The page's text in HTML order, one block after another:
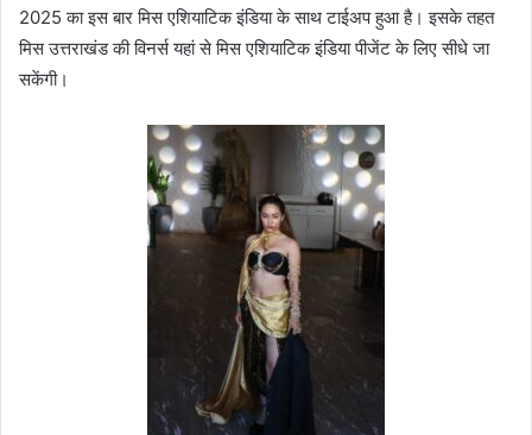
2025 का इस बार मिस एशियाटिक इंडिया के साथ टाईअप हुआ है। इसके तहत
मिस उत्तराखंड की विनर्स यहां से मिस एशियाटिक इंडिया पीजेंट के लिए सीधे जा
सकेंगी।